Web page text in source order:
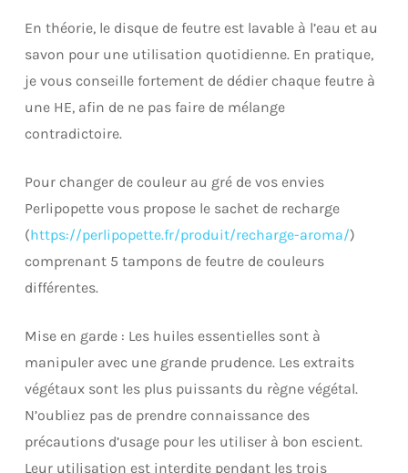
En théorie, le disque de feutre est lavable à l’eau et au
savon pour une utilisation quotidienne. En pratique,
je vous conseille fortement de dédier chaque feutre à
une HE, afin de ne pas faire de mélange
contradictoire.
Pour changer de couleur au gré de vos envies
Perlipopette vous propose le sachet de recharge
(https://perlipopette.fr/produit/recharge-aroma/)
comprenant 5 tampons de feutre de couleurs
différentes.
Mise en garde : Les huiles essentielles sont à
manipuler avec une grande prudence. Les extraits
végétaux sont les plus puissants du règne végétal.
N’oubliez pas de prendre connaissance des
précautions d’usage pour les utiliser à bon escient.
Leur utilisation est interdite pendant les trois